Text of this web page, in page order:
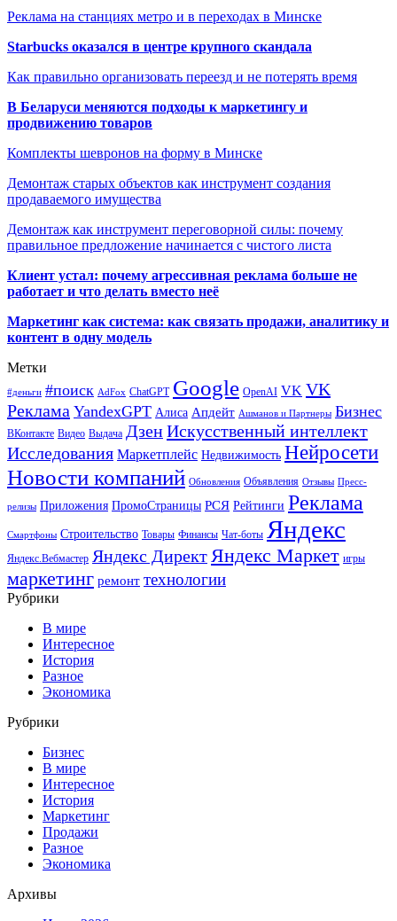
Реклама на станциях метро и в переходах в Минске
Starbucks оказался в центре крупного скандала
Как правильно организовать переезд и не потерять время
В Беларуси меняются подходы к маркетингу и
продвижению товаров
Комплекты шевронов на форму в Минске
Демонтаж старых объектов как инструмент создания
продаваемого имущества
Демонтаж как инструмент переговорной силы: почему
правильное предложение начинается с чистого листа
Клиент устал: почему агрессивная реклама больше не
работает и что делать вместо неё
Маркетинг как система: как связать продажи, аналитику и
контент в одну модель
Метки
#деньги #поиск AdFox ChatGPT Google OpenAI VK VK
Реклама YandexGPT Алиса Апдейт Ашманов и Партнеры Бизнес
ВКонтакте Видео Выдача ДзенИскусственный интеллект
Исследования Маркетплейс Недвижимость Нейросети
Новости компаний Обновления Объявления Отзывы Пресс-
релизы Приложения ПромоСтраницы РСЯ Рейтинги Реклама
Смартфоны Строительство Товары Финансы Чат-боты Яндекс
Яндекс.Вебмастер Яндекс Директ Яндекс Маркет игры
маркетинг ремонт технологии
Рубрики
В мире
Интересное
История
Разное
Экономика
Рубрики
Бизнес
В мире
Интересное
История
Маркетинг
Продажи
Разное
Экономика
Архивы